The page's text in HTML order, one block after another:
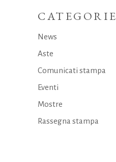
CATEGORIE
News
Aste
Comunicati stampa
Eventi
Mostre
Rassegna stampa